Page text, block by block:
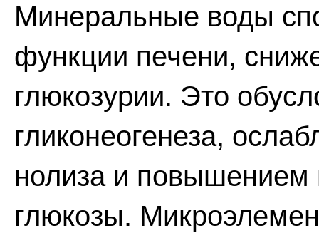
Минеральные воды
функции печени,
глюкозурии. Это
гликонеогенеза,
нолиза и повышением
глюкозы.